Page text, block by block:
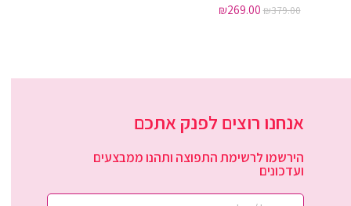
₪379.00
₪269.00
אנחנו רוצים לפנק אתכם
הירשמו לרשימת התפוצה ותהנו ממבצעים
ועדכונים